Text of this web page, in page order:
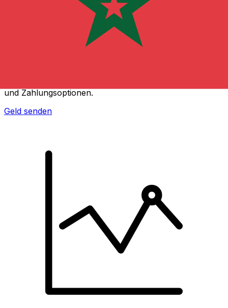
und Zahlungsoptionen.
Geld senden